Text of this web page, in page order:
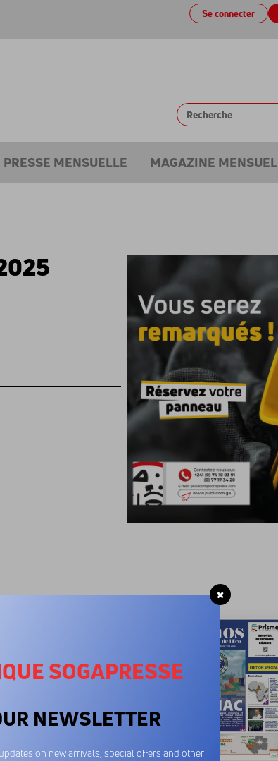
Se connecter
PRESSE MENSUELLE MAGAZINE MENSUEL
SOGAPRESSE
NEWSLETTER
on new arrivals, special offers and other